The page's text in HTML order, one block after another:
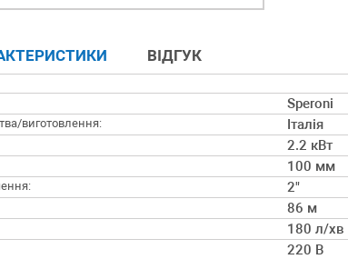
ВІДГУК
Speroni
виготовлення: Італія
2.2 кВт
100 мм
2"
86 м
180 л/хв
220 В